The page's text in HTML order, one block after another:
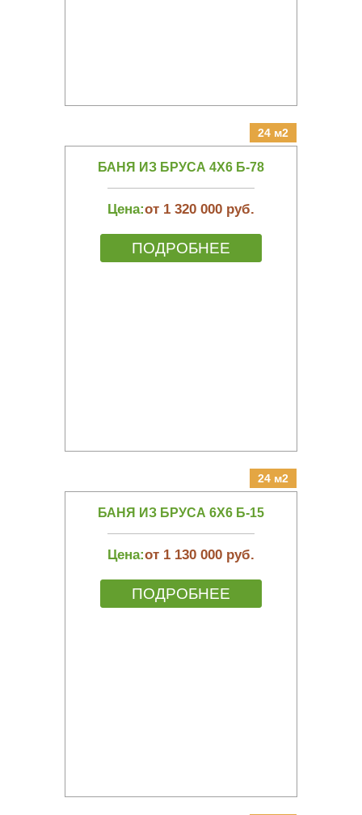
24 м2
БАНЯ ИЗ БРУСА 4Х6 Б-78
Цена:от 1 320 000 руб.
ПОДРОБНЕЕ
24 м2
БАНЯ ИЗ БРУСА 6Х6 Б-15
Цена:от 1 130 000 руб.
ПОДРОБНЕЕ